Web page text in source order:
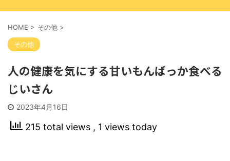
HOME > その他 >
その他
人の健康を気にする甘いもんばっか食べる
じいさん
2023年4月16日
215 total views , 1 views today